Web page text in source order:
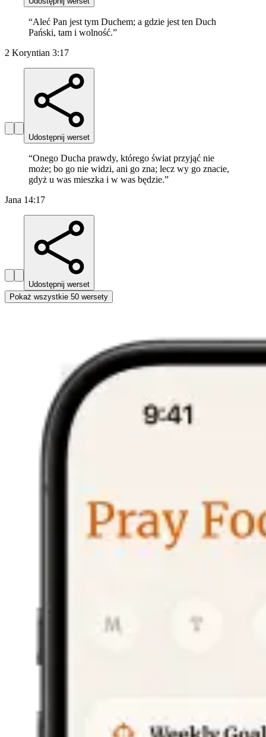
“Aleć Pan jest tym Duchem; a gdzie jest ten Duch
Pański, tam i wolność.”
2 Koryntian 3:17
Udostępnij werset
“Onego Ducha prawdy, którego świat przyjąć nie
może; bo go nie widzi, ani go zna; lecz wy go znacie,
gdyż u was mieszka i w was będzie.”
Jana 14:17
Udostępnij werset
Pokaż wszystkie 50 wersety